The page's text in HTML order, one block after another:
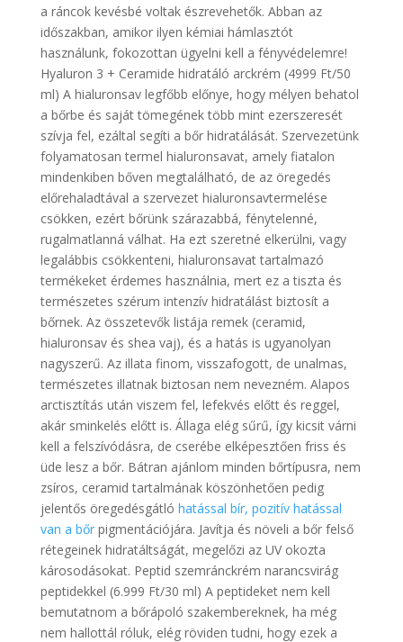
a ráncok kevésbé voltak észrevehetők. Abban az
időszakban, amikor ilyen kémiai hámlasztót
használunk, fokozottan ügyelni kell a fényvédelemre!
Hyaluron 3 + Ceramide hidratáló arckrém (4999 Ft/50
ml) A hialuronsav legfőbb előnye, hogy mélyen behatol
a bőrbe és saját tömegének több mint ezerszeresét
szívja fel, ezáltal segíti a bőr hidratálását. Szervezetünk
folyamatosan termel hialuronsavat, amely fiatalon
mindenkiben bőven megtalálható, de az öregedés
előrehaladtával a szervezet hialuronsavtermelése
csökken, ezért bőrünk szárazabbá, fénytelenné,
rugalmatlanná válhat. Ha ezt szeretné elkerülni, vagy
legalábbis csökkenteni, hialuronsavat tartalmazó
termékeket érdemes használnia, mert ez a tiszta és
természetes szérum intenzív hidratálást biztosít a
bőrnek. Az összetevők listája remek (ceramid,
hialuronsav és shea vaj), és a hatás is ugyanolyan
nagyszerű. Az illata finom, visszafogott, de unalmas,
természetes illatnak biztosan nem nevezném. Alapos
arctisztítás után viszem fel, lefekvés előtt és reggel,
akár sminkelés előtt is. Állaga elég sűrű, így kicsit várni
kell a felszívódásra, de cserébe elképesztően friss és
üde lesz a bőr. Bátran ajánlom minden bőrtípusra, nem
zsíros, ceramid tartalmának köszönhetően pedig
jelentős öregedésgátló hatással bír, pozitív hatással
van a bőrpigmentációjára. Javítja és növeli a bőr felső
rétegeinek hidratáltságát, megelőzi az UV okozta
károsodásokat. Peptid szemránckrém narancsvirág
peptidekkel (6.999 Ft/30 ml) A peptideket nem kell
bemutatnom a bőrápoló szakembereknek, ha még
nem hallottál róluk, elég röviden tudni, hogy ezek a